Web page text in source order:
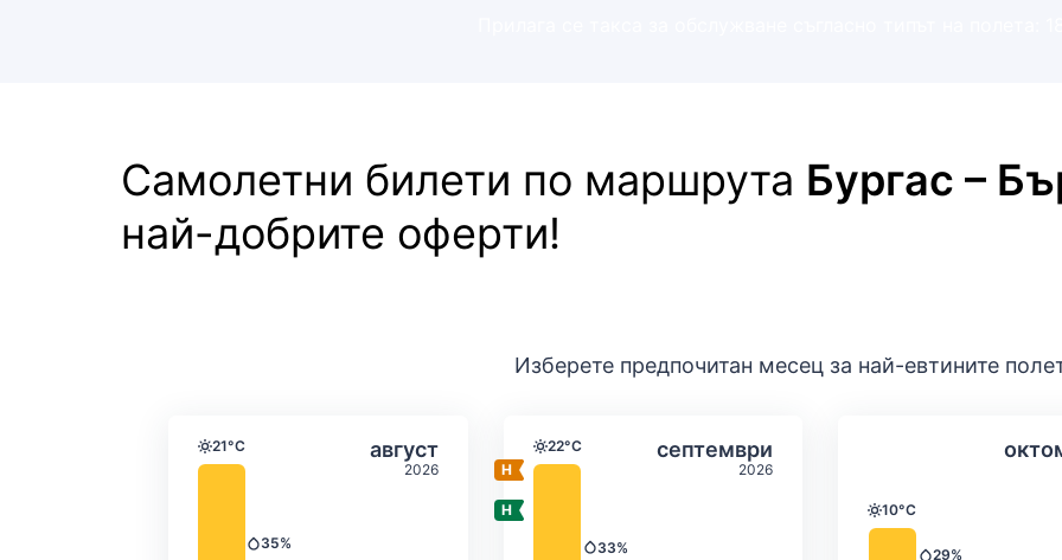
Самолетни билети по маршрута Бургас –
най-добрите оферти!
Изберете предпочитан месец за най-евтините
август
2026
Средна месечна температура и валежи
Температура
21°C
Валежи
35%
Избери август септември
2026
Средна месечна температура и
Температура
22°C
Валежи
33%
Избери септемвриСредна
Температура
10°C
29%